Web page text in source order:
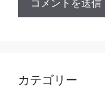
カテゴリー